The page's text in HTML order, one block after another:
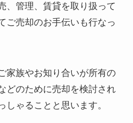
、管理、賃貸を取り扱って
ご売却のお手伝いも行なっ
家族やお知り合いが所有の
どのために売却を検討され
しゃることと思います。